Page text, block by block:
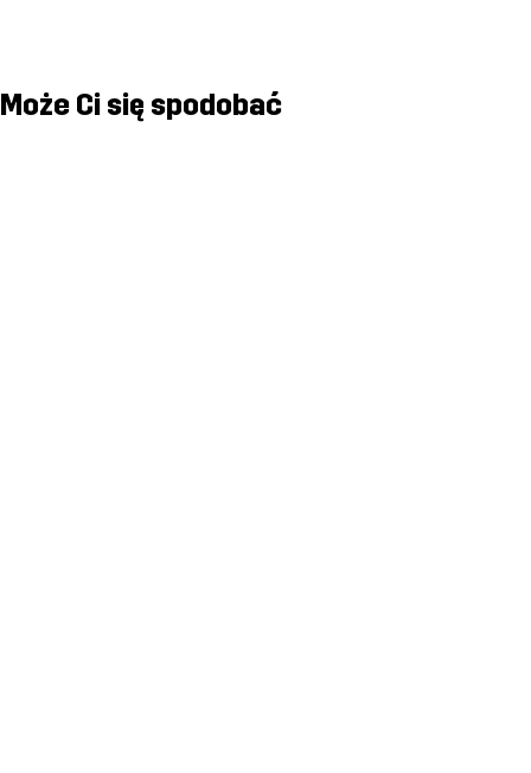
Może Ci się spodobać